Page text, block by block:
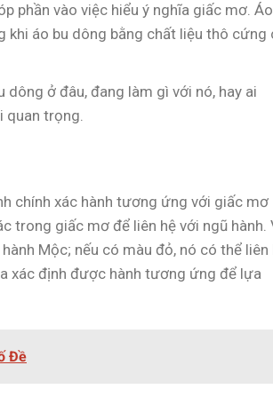
phần vào việc hiểu ý nghĩa giấc mơ.
áo bu dông bằng chất liệu thô cứng
dông ở đâu, đang làm gì với nó, hay ai
trọng.
chính xác hành tương ứng với giấc mơ
trong giấc mơ để liên hệ với ngũ hành.
Mộc; nếu có màu đỏ, nó có thể liên
xác định được hành tương ứng để lựa
Đề